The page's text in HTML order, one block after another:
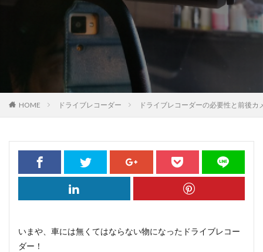
HOME ドライブレコーダー ドライブレコーダーの必要性と前後カ
いまや、車には無くてはならない物になったドライブレコー
ダー！